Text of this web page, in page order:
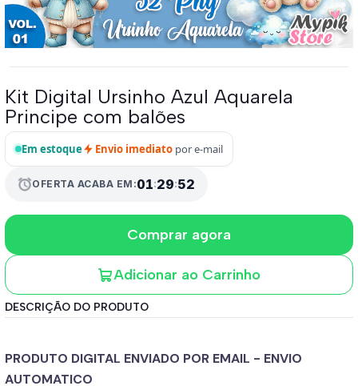
Kit Digital Ursinho Azul Aquarela
Principe com balões
Em estoque Envio imediato por e-mail
alarmOFERTA ACABA EM:01:29:50
Adicionar ao Carrinho
Comprar agora
DESCRIÇÃO DO PRODUTO
PRODUTO DIGITAL ENVIADO POR EMAIL - ENVIO
AUTOMATICO